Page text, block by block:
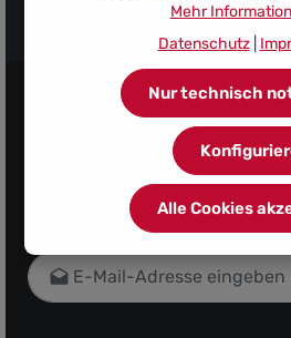
Sponsor des
Abonnieren Sie den kostenlosen
keine Neuigkeit oder Aktion.
E-Mail-Adresse*
Mehr
Datenschutz|
Nur technisch
Alle Cookies